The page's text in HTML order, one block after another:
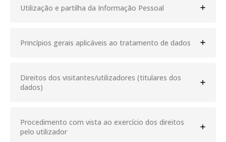
Utilização e partilha da Informação Pessoal
Princípios gerais aplicáveis ao tratamento de dados
Direitos dos visitantes/utilizadores (titulares dos
dados)
Procedimento com vista ao exercício dos direitos
pelo utilizador